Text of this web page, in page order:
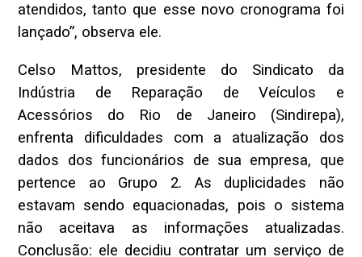
atendidos, tanto que esse novo cronograma foi
lançado”, observa ele.
Celso Mattos, presidente do Sindicato da
Indústria de Reparação de Veículos e
Acessórios do Rio de Janeiro (Sindirepa),
enfrenta dificuldades com a atualização dos
dados dos funcionários de sua empresa, que
pertence ao Grupo 2. As duplicidades não
estavam sendo equacionadas, pois o sistema
não aceitava as informações atualizadas.
Conclusão: ele decidiu contratar um serviço de